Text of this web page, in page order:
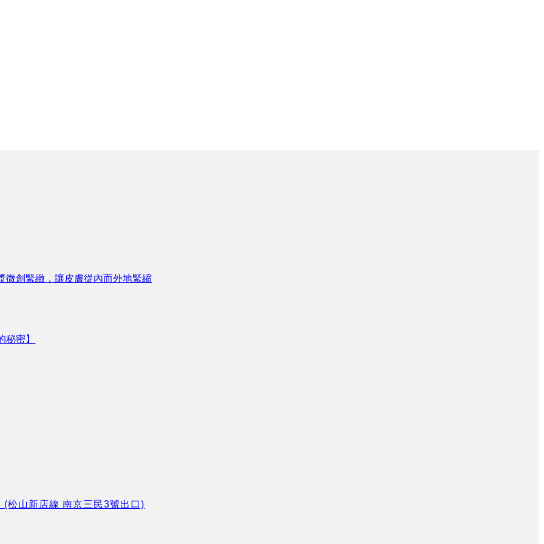
微創緊緻，讓皮膚從內而外地緊縮
密】
松山新店線 南京三民3號出口)